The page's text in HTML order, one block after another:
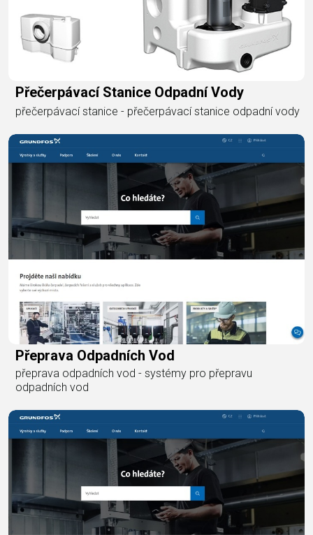
Přečerpávací Stanice Odpadní Vody
přečerpávací stanice - přečerpávací stanice odpadní vody
Přeprava Odpadních Vod
přeprava odpadních vod - systémy pro přepravu
odpadních vod